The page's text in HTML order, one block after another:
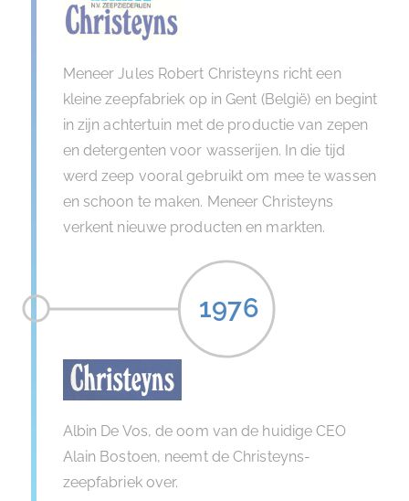
Meneer Jules Robert Christeyns richt een
kleine zeepfabriek op in Gent (België) en begint
in zijn achtertuin met de productie van zepen
en detergenten voor wasserijen. In die tijd
werd zeep vooral gebruikt om mee te wassen
en schoon te maken. Meneer Christeyns
verkent nieuwe producten en markten.
1976
Albin De Vos, de oom van de huidige CEO
Alain Bostoen, neemt de Christeyns-
zeepfabriek over.